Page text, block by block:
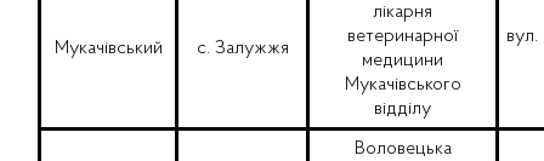
Мукачівський с. Залужжя
лікарня
ветеринарної
медицини
Мукачівського
відділу
Воловецька